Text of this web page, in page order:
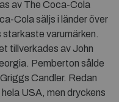
av The Coca-Cola
Cola säljs i länder över
starkaste varumärken.
tillverkades av John
Pemberton sålde
Candler. Redan
USA, men dryckens